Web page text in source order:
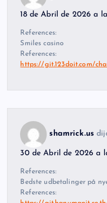
18 de Abril de 2026 a
References:
Smiles casino
References:
https://git.123doit.com/
shamrick.us
30 de Abril de 2026 a
References:
Bedste udbetalinger på
References: